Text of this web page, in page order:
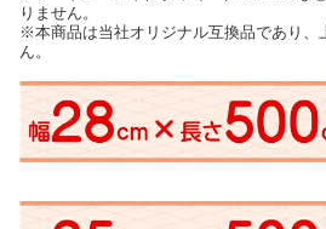
りません。
※本商品は当社オリジナル互換品であり、
ん。